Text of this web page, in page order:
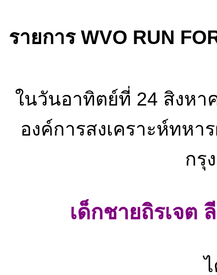
รายการ WVO RUN
ในวันอาทิตย์ที่ 24 สิงห
องค์การสงเคราะห์ทห
กรุ
เด็กชายถิรเจต